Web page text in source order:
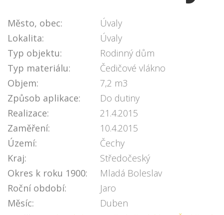
Město, obec:
Úvaly
Lokalita:
Úvaly
Typ objektu:
Rodinný dům
Typ materiálu:
Čedičové vlákno
Objem:
7,2 m3
Způsob aplikace:
Do dutiny
Realizace:
21.4.2015
Zaměření:
10.4.2015
Území:
Čechy
Kraj:
Středočeský
Okres k roku 1900:
Mladá Boleslav
Roční období:
Jaro
Měsíc:
Duben